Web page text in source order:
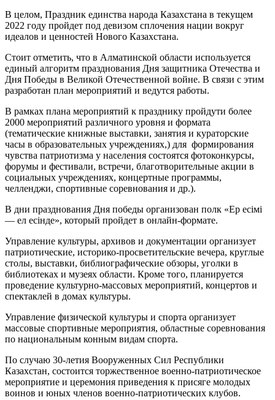
В целом, Праздник единства народа Казахстана в текущем
2022 году пройдет под девизом сплочения нации вокруг
идеалов и ценностей Нового Казахстана.
Стоит отметить, что в Алматинской области используется
единый алгоритм празднования Дня защитника Отечества и
Дня Победы в Великой Отечественной войне. В связи с этим
разработан план мероприятий и ведутся работы.
В рамках плана мероприятий к празднику пройдути более
2000 мероприятий различного уровня и формата
(тематические книжные выставки, занятия и кураторские
часы в образовательных учреждениях,) для формирования
чувства патриотизма у населения состоятся фотоконкурсы,
форумы и фестивали, встречи, благотворительные акции в
социальных учреждениях, концертные программы,
челленджи, спортивные соревнования и др.).
В дни празднования Дня победы организован полк «Ер есімі
— ел есінде», который пройдет в онлайн-формате.
Управление культуры, архивов и документации организует
патриотические, историко-просветительские вечера, круглые
столы, выставки, библиографические обзоры, уголки в
библиотеках и музеях области. Кроме того, планируется
проведение культурно-массовых мероприятий, концертов и
спектаклей в домах культуры.
Управление физической культуры и спорта организует
массовые спортивные мероприятия, областные соревнования
по национальным конным видам спорта.
По случаю 30-летия Вооруженных Сил Республики
Казахстан, состоится торжественное военно-патриотическое
мероприятие и церемония приведения к присяге молодых
воинов и юных членов военно-патриотических клубов.